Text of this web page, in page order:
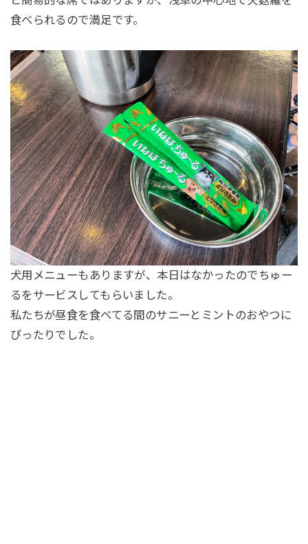
食べられるので満足です。
犬用メニューもありますが、本日はなかったのでちゅー
るをサービスしてもらいました。
私たちが昼食を食べてる間のサニーとミントのおやつに
ぴったりでした。